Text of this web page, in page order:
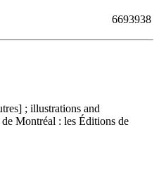
6693938
; illustrations and
Montréal : les Éditions de